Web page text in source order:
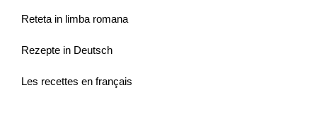
Reteta in limba romana
Rezepte in Deutsch
Les recettes en français